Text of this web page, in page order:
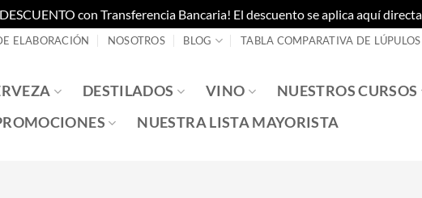
con Transferencia Bancaria! El descuento se aplica aquí
ELABORACIÓN NOSOTROS BLOG TABLA COMPARATIVA DE LÚPULOS
DESTILADOS VINO
NUESTROS CURSOS
NUESTRA LISTA MAYORISTA